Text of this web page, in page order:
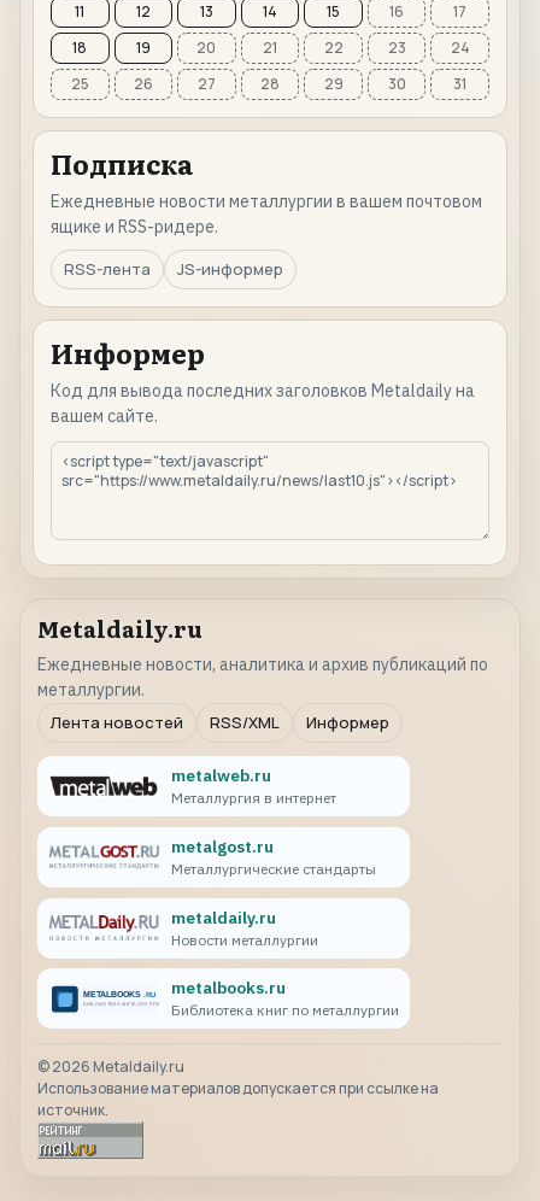
11
12 13 14 15 16
17
18
19 20 21 22 23
24
25
26 27 28 29 30 31
Подписка
Ежедневные новости металлургии в вашем почтовом
ящике и RSS-ридере.
RSS-лента
JS-информер
Информер
Код для вывода последних заголовков Metaldaily на
вашем сайте.
Metaldaily.ru
Ежедневные новости, аналитика и архив публикаций по
металлургии.
Лента новостей
RSS/XML Информер
metalweb.ru
Металлургия в интернет
metalgost.ru
Металлургические стандарты
metaldaily.ru
Новости металлургии
metalbooks.ru
Библиотека книг по металлургии
©2026 Metaldaily.ru
Использование материалов допускается при ссылке на
источник.